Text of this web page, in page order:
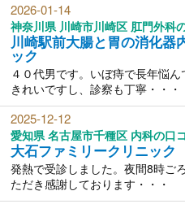
2026-01-14
神奈川県 川崎市川崎区 肛門外科
川崎駅前大腸と胃の消化器
ック
４０代男です。いぼ痔で長年悩
きれいですし、診察も丁寧・・・
2025-12-12
愛知県 名古屋市千種区 内科の口
大石ファミリークリニック
発熱で受診しました。夜間8時ご
ただき感謝しております・・・